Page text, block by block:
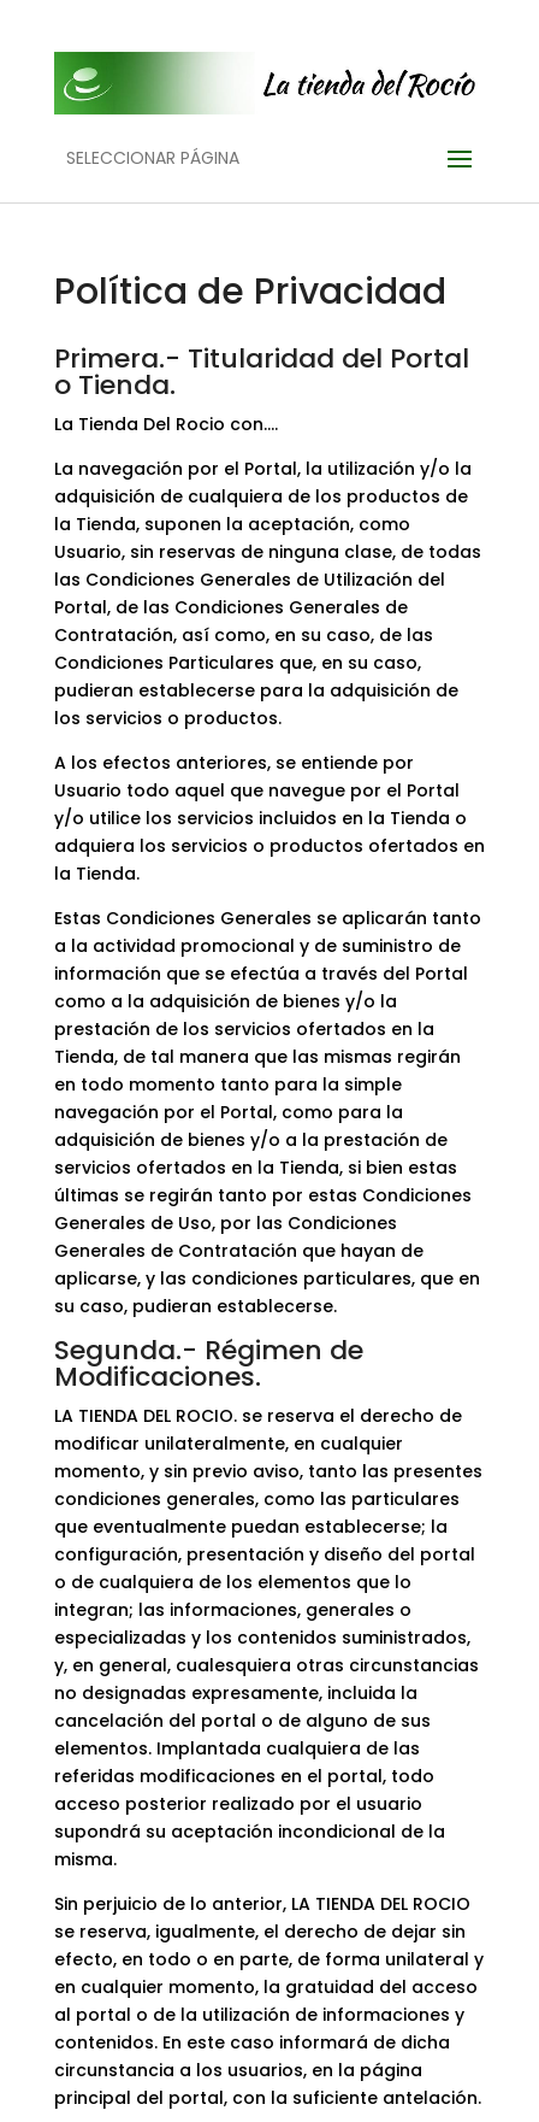
SELECCIONAR PÁGINA
Política de Privacidad
Primera.- Titularidad del Portal
o Tienda.
La Tienda Del Rocio con….
La navegación por el Portal, la utilización y/o la
adquisición de cualquiera de los productos de
la Tienda, suponen la aceptación, como
Usuario, sin reservas de ninguna clase, de todas
las Condiciones Generales de Utilización del
Portal, de las Condiciones Generales de
Contratación, así como, en su caso, de las
Condiciones Particulares que, en su caso,
pudieran establecerse para la adquisición de
los servicios o productos.
A los efectos anteriores, se entiende por
Usuario todo aquel que navegue por el Portal
y/o utilice los servicios incluidos en la Tienda o
adquiera los servicios o productos ofertados en
la Tienda.
Estas Condiciones Generales se aplicarán tanto
a la actividad promocional y de suministro de
información que se efectúa a través del Portal
como a la adquisición de bienes y/o la
prestación de los servicios ofertados en la
Tienda, de tal manera que las mismas regirán
en todo momento tanto para la simple
navegación por el Portal, como para la
adquisición de bienes y/o a la prestación de
servicios ofertados en la Tienda, si bien estas
últimas se regirán tanto por estas Condiciones
Generales de Uso, por las Condiciones
Generales de Contratación que hayan de
aplicarse, y las condiciones particulares, que en
su caso, pudieran establecerse.
Segunda.- Régimen de
Modificaciones.
LA TIENDA DEL ROCIO. se reserva el derecho de
modificar unilateralmente, en cualquier
momento, y sin previo aviso, tanto las presentes
condiciones generales, como las particulares
que eventualmente puedan establecerse; la
configuración, presentación y diseño del portal
o de cualquiera de los elementos que lo
integran; las informaciones, generales o
especializadas y los contenidos suministrados,
y, en general, cualesquiera otras circunstancias
no designadas expresamente, incluida la
cancelación del portal o de alguno de sus
elementos. Implantada cualquiera de las
referidas modificaciones en el portal, todo
acceso posterior realizado por el usuario
supondrá su aceptación incondicional de la
misma.
Sin perjuicio de lo anterior, LA TIENDA DEL ROCIO
se reserva, igualmente, el derecho de dejar sin
efecto, en todo o en parte, de forma unilateral y
en cualquier momento, la gratuidad del acceso
al portal o de la utilización de informaciones y
contenidos. En este caso informará de dicha
circunstancia a los usuarios, en la página
principal del portal, con la suficiente antelación.